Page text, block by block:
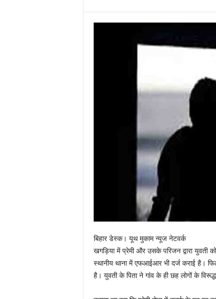
बिहार डेस्क। यूथ मुकाम न्यूज नेटवर्क
खगड़िया में प्रेमी और उसके परिजन द्वारा युवती
स्थानीय थाना में एफआईआर भी दर्ज कराई है।
है। युवती के पिता ने गांव के ही छह लोगों के